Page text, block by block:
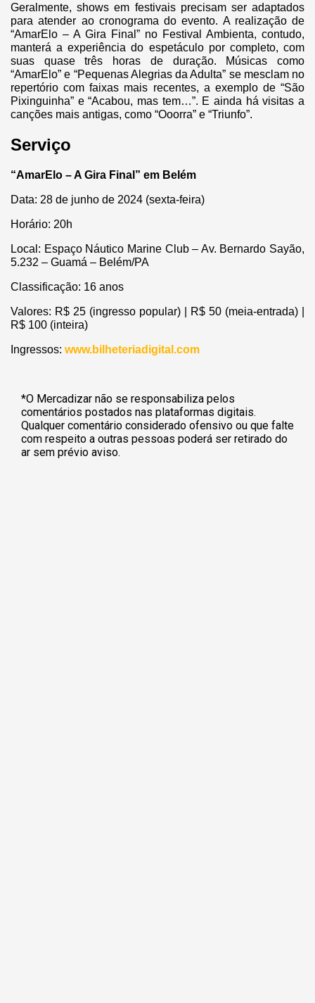
Geralmente, shows em festivais precisam ser adaptados
para atender ao cronograma do evento. A realização de
“AmarElo – A Gira Final” no Festival Ambienta, contudo,
manterá a experiência do espetáculo por completo, com
suas quase três horas de duração. Músicas como
“AmarElo” e “Pequenas Alegrias da Adulta” se mesclam no
repertório com faixas mais recentes, a exemplo de “São
Pixinguinha” e “Acabou, mas tem…”. E ainda há visitas a
canções mais antigas, como “Ooorra” e “Triunfo”.
Serviço
“AmarElo – A Gira Final” em Belém
Data: 28 de junho de 2024 (sexta-feira)
Horário: 20h
Local: Espaço Náutico Marine Club – Av. Bernardo Sayão,
5.232 – Guamá – Belém/PA
Classificação: 16 anos
Valores: R$ 25 (ingresso popular) | R$ 50 (meia-entrada) |
R$ 100 (inteira)
Ingressos: www.bilheteriadigital.com
*O Mercadizar não se responsabiliza pelos
comentários postados nas plataformas digitais.
Qualquer comentário considerado ofensivo ou que falte
com respeito a outras pessoas poderá ser retirado do
ar sem prévio aviso.